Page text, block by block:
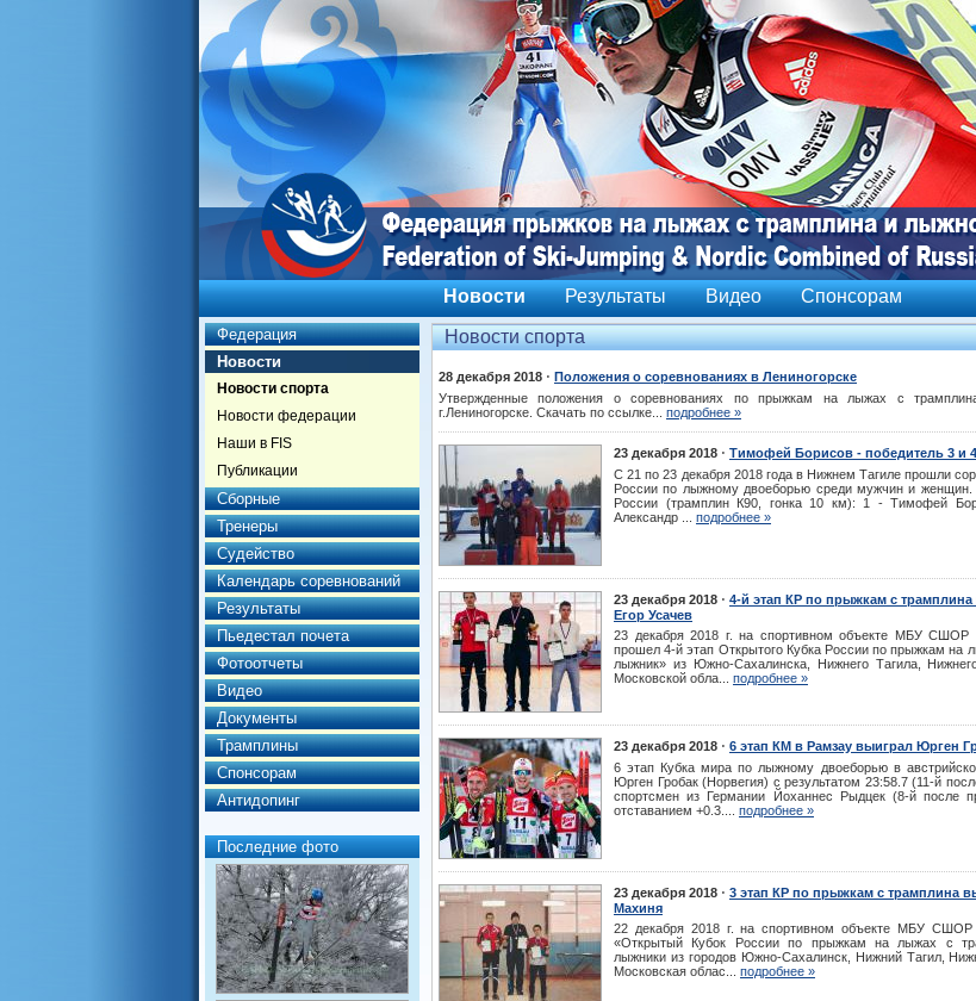
Новости Результаты Видео Спонсорам
Федерация
Новости
Новости спорта
Новости федерации
Наши в FIS
Публикации
Сборные
Тренеры
Судейство
Календарь соревнований
Результаты
Пьедестал почета
Фотоотчеты
Видео
Документы
Трамплины
Спонсорам
Антидопинг
Последние фото
Новости спорта
28 декабря 2018 ⋅ Положения о соревнованиях в Лениногорске
Утвержденные положения о соревнованиях по прыжкам на лыжах с
г.Лениногорске. Скачать по ссылке... подробнее »
23 декабря 2018 ⋅ Тимофей Борисов - победитель 3 и
С 21 по 23 декабря 2018 года в Нижнем Тагиле прошли
России по лыжному двоеборью среди мужчин и женщин.
России (трамплин К90, гонка 10 км): 1 - Тимофей
Александр ... подробнее »
23 декабря 2018 ⋅ 4-й этап КР по прыжкам с
Егор Усачев
23 декабря 2018 г. на спортивном объекте МБУ
прошел 4-й этап Открытого Кубка России по прыжкам на
лыжник» из Южно-Сахалинска, Нижнего Тагила,
Московской обла... подробнее »
23 декабря 2018 ⋅ 6 этап КМ в Рамзау выиграл Юрген
6 этап Кубка мира по лыжному двоеборью в
Юрген Гробак (Норвегия) с результатом 23:58.7 (11-й
спортсмен из Германии Йоханнес Рыдцек (8-й после
отставанием +0.3.... подробнее »
23 декабря 2018 ⋅ 3 этап КР по прыжкам с трамплина
Махиня
22 декабря 2018 г. на спортивном объекте МБУ
«Открытый Кубок России по прыжкам на лыжах с
лыжники из городов Южно-Сахалинск, Нижний Тагил,
Московская облас... подробнее »